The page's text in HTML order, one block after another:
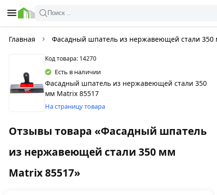
Поиск ..
Главная Фасадный шпатель из нержавеющей стали 350
Код товара: 14270
Есть в наличии
Фасадный шпатель из нержавеющей стали 350
мм Matriх 85517
На страницу товара
Отзывы товара «Фасадный шпатель
из нержавеющей стали 350 мм
Matriх 85517»